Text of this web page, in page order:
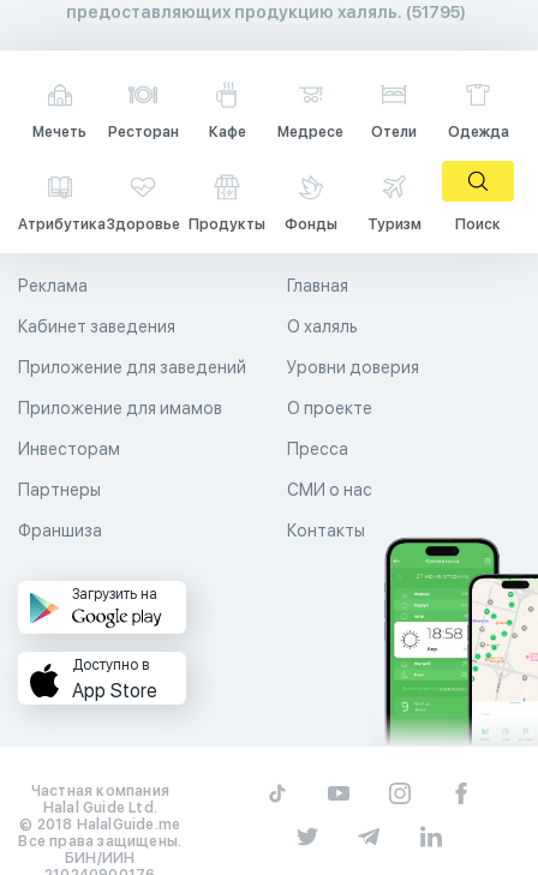
предоставляющих продукцию халяль. (51795)
Мечеть Ресторан Кафе Медресе Отели Одежда
АтрибутикаЗдоровье Продукты Фонды Туризм Поиск
Главная
О халяль
Уровни доверия
Реклама
Кабинет заведения
Приложение для заведений
Приложение для имамов О проекте
Пресса
СМИ о нас
Контакты
Инвесторам
Партнеры
Франшиза
Загрузить на
Доступно в
App Store
Частная компания
Halal Guide Ltd.
© 2018 HalalGuide.me
Все права защищены.
БИН/ИИН